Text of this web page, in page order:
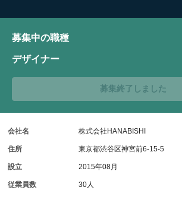
募集中の職種
デザイナー
募集終了しました
会社名 株式会社HANABISHI
住所 東京都渋谷区神宮前6-15-5
設立 2015年08月
従業員数 30人